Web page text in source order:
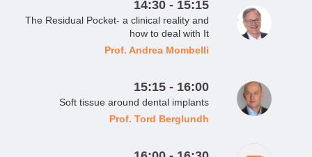
14:30 - 15:15
The Residual Pocket- a clinical reality and
how to deal with It
Prof. Andrea Mombelli
15:15 - 16:00
Soft tissue around dental implants
Prof. Tord Berglundh